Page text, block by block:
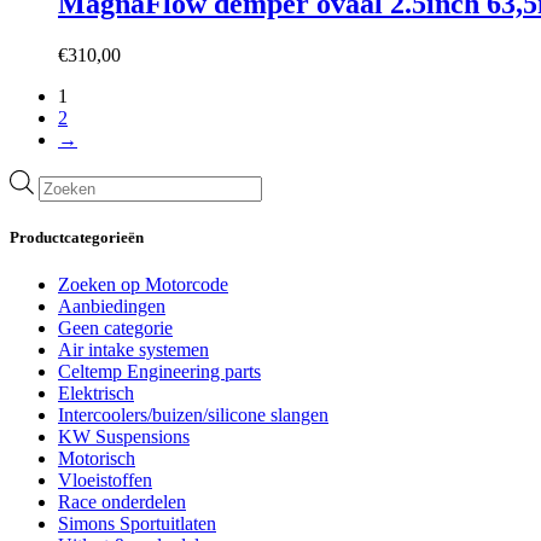
€310,00
1
2
→
Producten
zoeken
Productcategorieën
Zoeken op Motorcode
Aanbiedingen
Geen categorie
Air intake systemen
Celtemp Engineering parts
Elektrisch
Intercoolers/buizen/silicone slangen
KW Suspensions
Motorisch
Vloeistoffen
Race onderdelen
Simons Sportuitlaten